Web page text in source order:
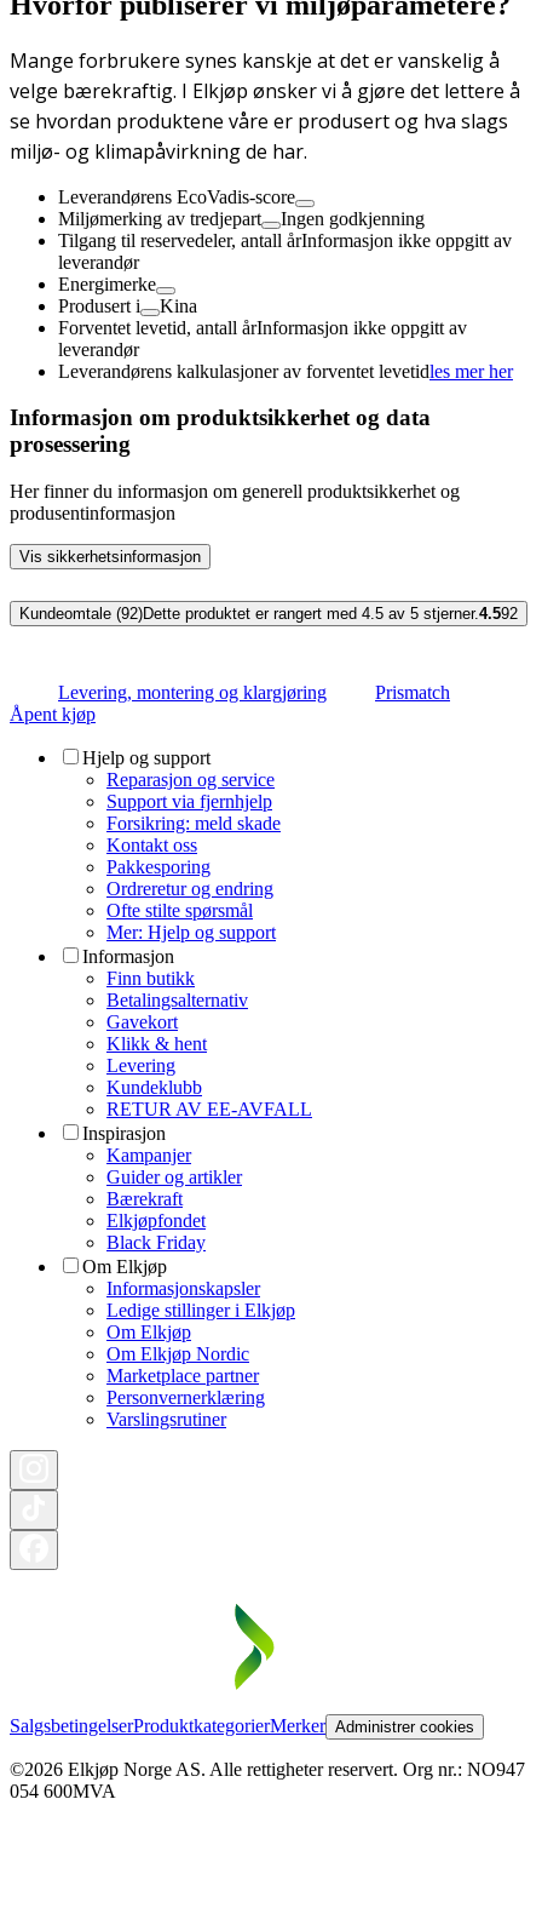
Mange forbrukere synes kanskje at det er vanskelig å
velge bærekraftig. I Elkjøp ønsker vi å gjøre det lettere å
se hvordan produktene våre er produsert og hva slags
miljø- og klimapåvirkning de har.
Leverandørens EcoVadis-score
Miljømerking av tredjepart
Ingen godkjenning
Tilgang til reservedeler, antall årInformasjon ikke oppgitt av
leverandør
Energimerke
Produsert i
Kina
Forventet levetid, antall årInformasjon ikke oppgitt av
leverandør
Leverandørens kalkulasjoner av forventet levetidles mer her
Informasjon om produktsikkerhet og data
prosessering
Her finner du informasjon om generell produktsikkerhet og
produsentinformasjon
Vis sikkerhetsinformasjon
Kundeomtale (92)Dette produktet er rangert med 4.5 av 5 stjerner.4.592
Levering, montering og klargjøring
Prismatch
Åpent kjøp
Hjelp og support
Reparasjon og service
Support via fjernhjelp
Forsikring: meld skade
Kontakt oss
Pakkesporing
Ordreretur og endring
Ofte stilte spørsmål
Mer: Hjelp og support
Informasjon
Finn butikk
Betalingsalternativ
Gavekort
Klikk & hent
Levering
Kundeklubb
RETUR AV EE-AVFALL
Inspirasjon
Kampanjer
Guider og artikler
Bærekraft
Elkjøpfondet
Black Friday
Om Elkjøp
Informasjonskapsler
Ledige stillinger i Elkjøp
Om Elkjøp
Om Elkjøp Nordic
Marketplace partner
Personvernerklæring
Varslingsrutiner
SalgsbetingelserProduktkategorierMerker Administrer cookies
©2026 Elkjøp Norge AS. Alle rettigheter reservert. Org nr.: NO947
054 600MVA